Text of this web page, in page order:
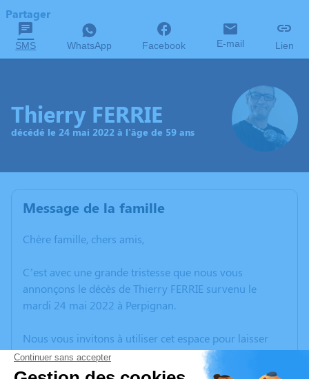
Partager
SMS WhatsApp Facebook E-mail Lien
Thierry FERRIE
décédé le 24 mai 2022 à l'âge de 59 ans
Message de la famille
Chère famille, chers amis,
C’est avec une grande tristesse que nous vous
annonçons le décès de Thierry FERRIE survenu le
mardi 24 mai 2022 à Perpignan.
Nous vous invitons à utiliser cet espace pour laisser
vos condoléances, partager des photos souvenirs, une
anecdote ou exprimer vos pensées à travers des